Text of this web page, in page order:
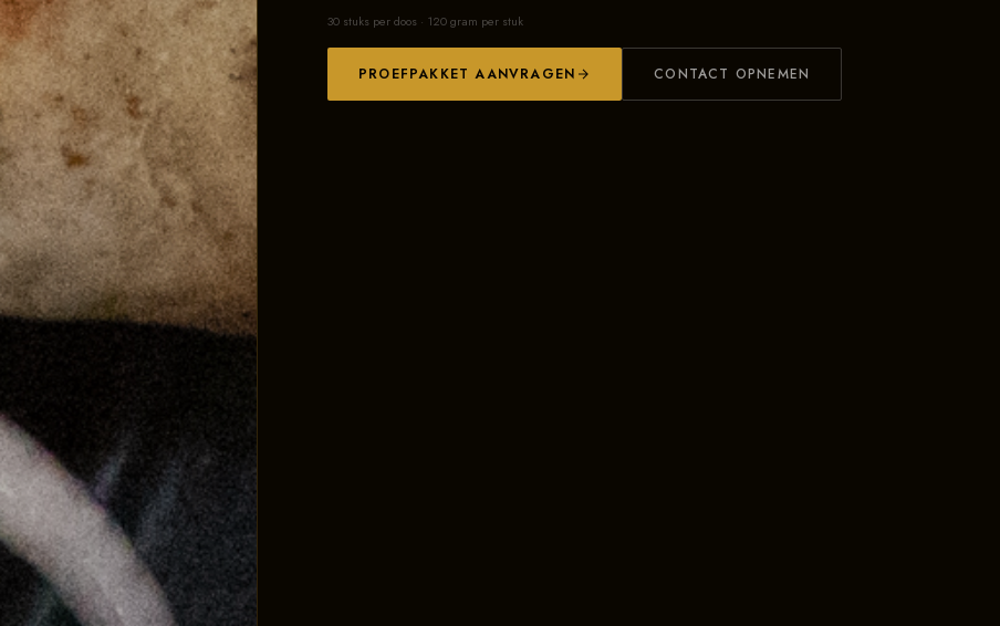
30 stuks per doos · 120 gram per stuk
PROEFPAKKET AANVRAGEN CONTACT OPNEMEN